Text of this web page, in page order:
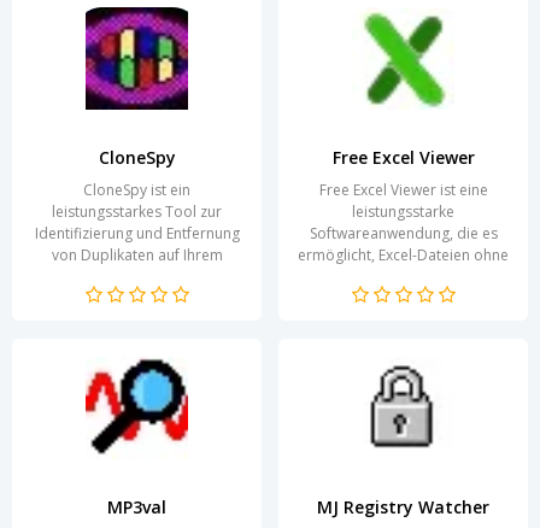
CloneSpy
CloneSpy ist ein
leistungsstarkes Tool zur
Identifizierung und Entfernung
von Duplikaten auf Ihrem
Dateien können nicht nur
Free Excel Viewer
Free Excel Viewer ist eine
leistungsstarke
Softwareanwendung, die es
ermöglicht, Excel-Dateien ohne
Microsoft Excel zu öffnen und...
MP3val MJ Registry Watcher